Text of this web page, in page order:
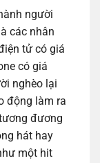
người
các nhân
tử có giá
có giá
nghèo lại
động làm ra
đương
hát hay
một hit